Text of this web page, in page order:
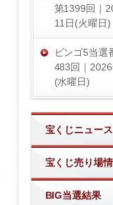
第1399回｜
11日(火曜日)
ビンゴ5当選
483回｜
(水曜日)
宝くじニュース
宝くじ売り場
BIG当選結果